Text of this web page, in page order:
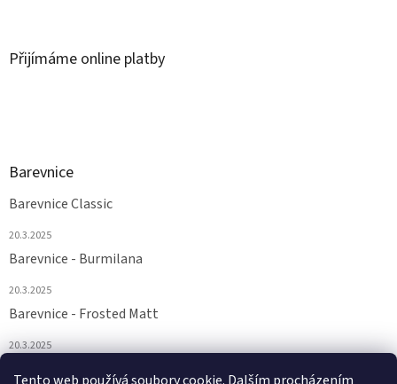
Přijímáme online platby
Barevnice
Barevnice Classic
20.3.2025
Barevnice - Burmilana
20.3.2025
Barevnice - Frosted Matt
20.3.2025